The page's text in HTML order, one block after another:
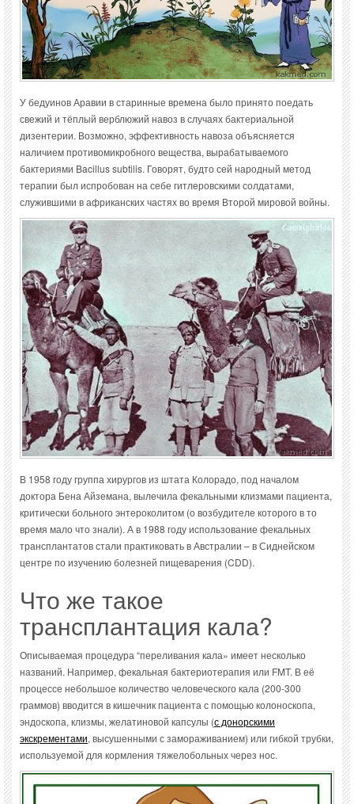
У бедуинов Аравии в старинные времена было принято поедать
свежий и тёплый верблюжий навоз в случаях бактериальной
дизентерии. Возможно, эффективность навоза объясняется
наличием противомикробного вещества, вырабатываемого
бактериями Bacillus subtilis. Говорят, будто сей народный метод
терапии был испробован на себе гитлеровскими солдатами,
служившими в африканских частях во время Второй мировой войны.
В 1958 году группа хирургов из штата Колорадо, под началом
доктора Бена Айземана, вылечила фекальными клизмами пациента,
критически больного энтероколитом (о возбудителе которого в то
время мало что знали). А в 1988 году использование фекальных
трансплантатов стали практиковать в Австралии – в Сиднейском
центре по изучению болезней пищеварения (CDD).
Что же такое
трансплантация кала?
Описываемая процедура “переливания кала» имеет несколько
названий. Например, фекальная бактериотерапия или FMT. В её
процессе небольшое количество человеческого кала (200-300
граммов) вводится в кишечник пациента с помощью колоноскопа,
эндоскопа, клизмы, желатиновой капсулы (с донорскими
экскрементами, высушенными с замораживанием) или гибкой трубки,
используемой для кормления тяжелобольных через нос.